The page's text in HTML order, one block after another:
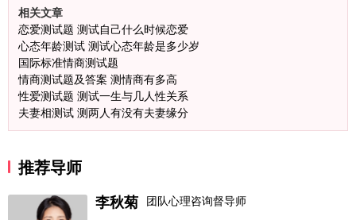
相关文章
恋爱测试题 测试自己什么时候恋爱
心态年龄测试 测试心态年龄是多少岁
国际标准情商测试题
情商测试题及答案 测情商有多高
性爱测试题 测试一生与几人性关系
夫妻相测试 测两人有没有夫妻缘分
推荐导师
李秋菊 团队心理咨询督导师